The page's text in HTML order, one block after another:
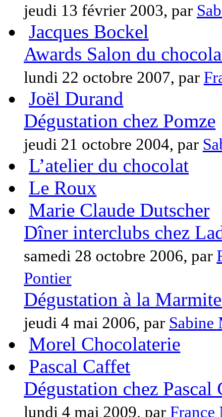
jeudi 13 février 2003, par
Jacques Bockel
Awards Salon du
lundi 22 octobre 2007, par
Joël Durand
Dégustation chez Pomze
jeudi 21 octobre 2004, par
L’atelier du chocolat
Le Roux
Marie Claude Dutscher
Dîner interclubs chez
samedi 28 octobre 2006, par
Pontier
Dégustation à la
jeudi 4 mai 2006, par Sabine
Morel Chocolaterie
Pascal Caffet
Dégustation chez Pascal
lundi 4 mai 2009, par France